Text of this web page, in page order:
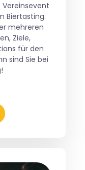
Biertasting.
mehreren
Ziele,
für den
sind Sie bei